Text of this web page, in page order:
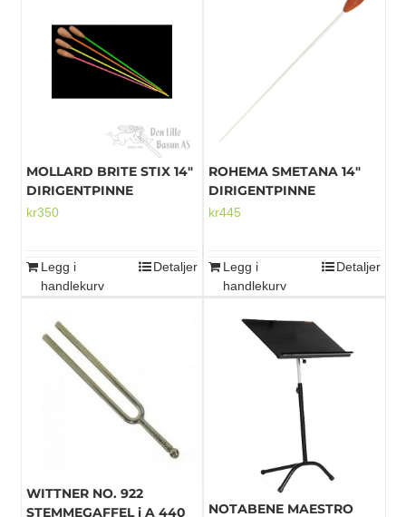
MOLLARD BRITE STIX 14″
DIRIGENTPINNE
kr350
Legg i
handlekurv
Detaljer
ROHEMA SMETANA 14″
DIRIGENTPINNE
kr445
Legg i
handlekurv
Detaljer
WITTNER NO. 922
STEMMEGAFFEL i A 440
NOTABENE MAESTRO